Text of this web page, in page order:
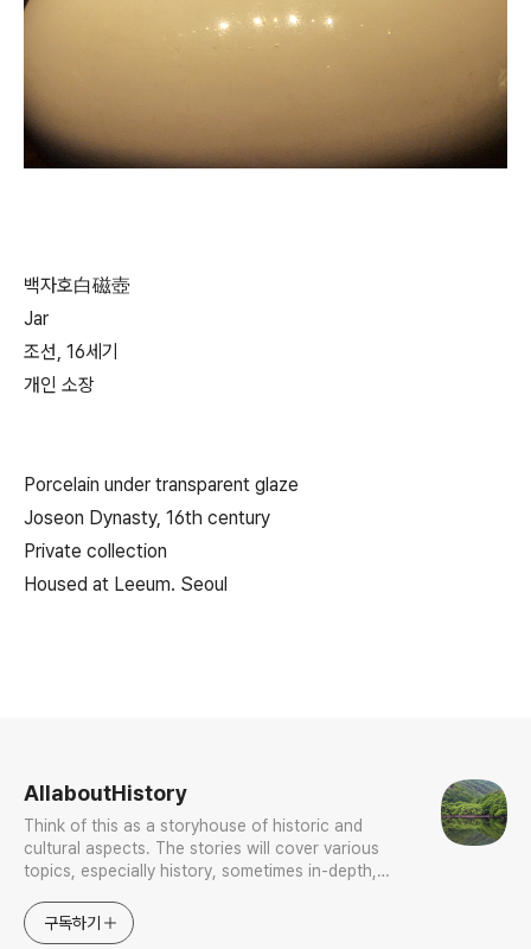
백자호白磁壺
Jar
조선, 16세기
개인 소장
Porcelain under transparent glaze
Joseon Dynasty, 16th century
Private collection
Housed at Leeum. Seoul
AllaboutHistory
Think of this as a storyhouse of historic and
cultural aspects. The stories will cover various
topics, especially history, sometimes in-depth,
approach will be to resist any common sense or
generalized viewpoint
구독하기